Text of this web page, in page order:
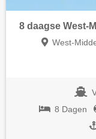
West-
8 Dagen